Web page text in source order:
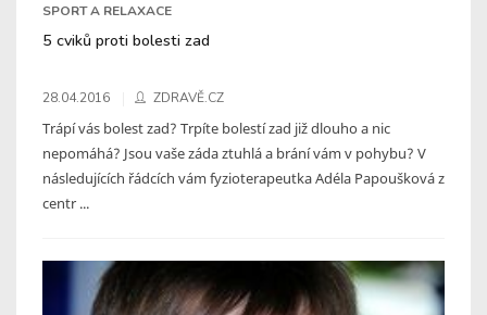
SPORT A RELAXACE
5 cviků proti bolesti zad
28.04.2016 ZDRAVĚ.CZ
Trápí vás bolest zad? Trpíte bolestí zad již dlouho a nic
nepomáhá? Jsou vaše záda ztuhlá a brání vám v pohybu? V
následujících řádcích vám fyzioterapeutka Adéla Papoušková z
centr ...